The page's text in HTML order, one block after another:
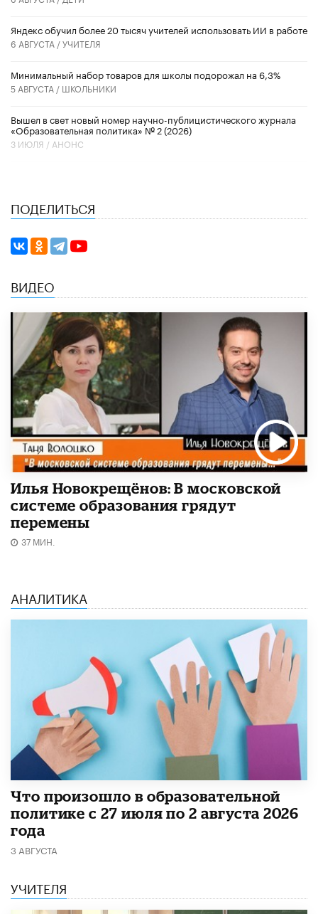
​Яндекс обучил более 20 тысяч учителей использовать ИИ в работе
6 АВГУСТА /УЧИТЕЛЯ
Минимальный набор товаров для школы подорожал на 6,3%
5 АВГУСТА / ШКОЛЬНИКИ
Вышел в свет новый номер научно-публицистического журнала
«Образовательная политика» № 2 (2026)
3 ИЮЛЯ / АНОНС
ПОДЕЛИТЬСЯ
ВИДЕО
Илья Новокрещёнов: В московской
системе образования грядут
перемены
37 МИН.
АНАЛИТИКА
​Что произошло в образовательной
политике с 27 июля по 2 августа 2026
года
3 АВГУСТА
УЧИТЕЛЯ